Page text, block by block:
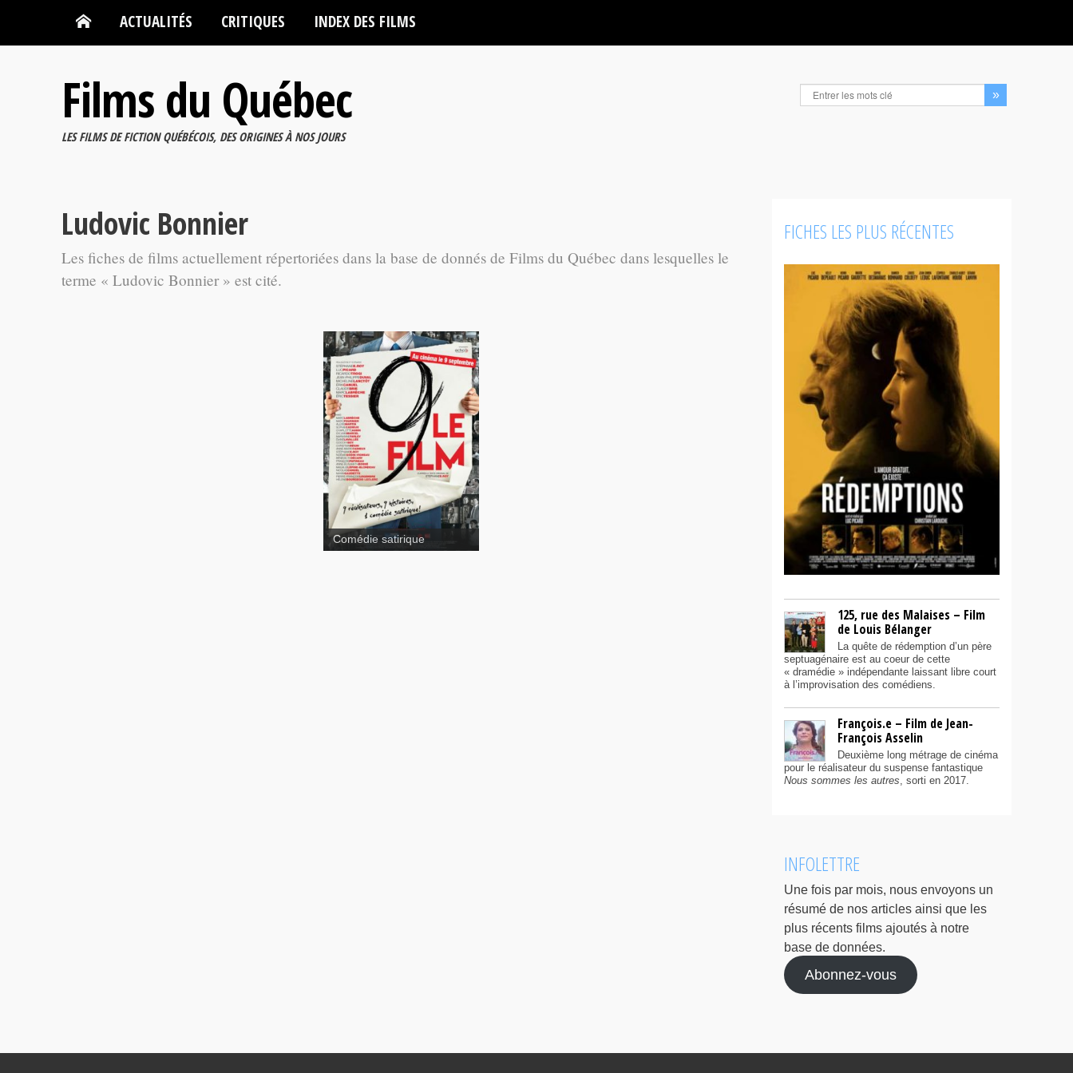
ACTUALITÉS CRITIQUES INDEX DES FILMS
Films du Québec
LES FILMS DE FICTION QUÉBÉCOIS, DES ORIGINES À NOS JOURS
Ludovic Bonnier
Les fiches de films actuellement répertoriées dans la base de donnés de Films du Québec dans lesquelles le
terme « Ludovic Bonnier » est cité.
9, le film
Comédie satirique
FICHES LES PLUS RÉCENTES
125, rue des Malaises – Film
de Louis Bélanger
La quête de rédemption d’un père
septuagénaire est au coeur de cette
« dramédie » indépendante laissant libre court
à l’improvisation des comédiens.
François.e – Film de Jean-
François Asselin
Deuxième long métrage de cinéma
pour le réalisateur du suspense fantastique
Nous sommes les autres, sorti en 2017.
INFOLETTRE
Une fois par mois, nous envoyons un
résumé de nos articles ainsi que les
plus récents films ajoutés à notre
base de données.
Abonnez-vous